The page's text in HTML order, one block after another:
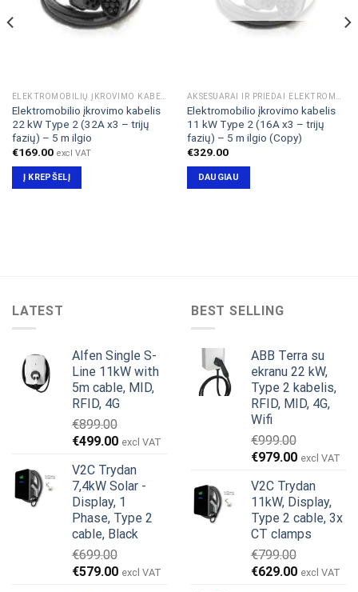
ELEKTROMOBILIŲ ĮKROVIMO KABELIAI & ADAPTERIAI
Elektromobilio įkrovimo kabelis
22 kW Type 2 (32A x3 – trijų
fazių) – 5 m ilgio
€169.00 excl VAT
Į KREPŠELĮ
AKSESUARAI IR PRIEDAI ELEKTROMOBILIAMS
Elektromobilio įkrovimo kabelis
11 kW Type 2 (16A x3 – trijų
fazių) – 5 m ilgio (Copy)
€329.00
DAUGIAU
LATEST
Alfen Single S-
Line 11kW with
5m cable, MID,
RFID, 4G
€899.00
Original
was:
€899.00.
€499.00Current
is:
€499.00.
excl VAT
V2C Trydan
7,4kW Solar -
Display, 1
Phase, Type 2
cable, Black
€699.00
Original
€579.00Current
excl VAT
BEST SELLING
ABB Terra su
ekranu 22 kW,
Type 2 kabelis,
RFID, MID, 4G,
Wifi
€999.00
Original
was:
€999.00.
€979.00Current
is:
€979.00.
excl VAT
V2C Trydan
11kW, Display,
Type 2 cable, 3x
CT clamps
€799.00
Original
€629.00Current
excl VAT